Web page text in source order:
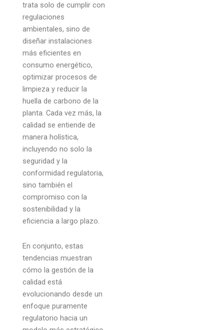
trata solo de cumplir con
regulaciones
ambientales, sino de
diseñar instalaciones
más eficientes en
consumo energético,
optimizar procesos de
limpieza y reducir la
huella de carbono de la
planta. Cada vez más, la
calidad se entiende de
manera holística,
incluyendo no solo la
seguridad y la
conformidad regulatoria,
sino también el
compromiso con la
sostenibilidad y la
eficiencia a largo plazo.
En conjunto, estas
tendencias muestran
cómo la gestión de la
calidad está
evolucionando desde un
enfoque puramente
regulatorio hacia un